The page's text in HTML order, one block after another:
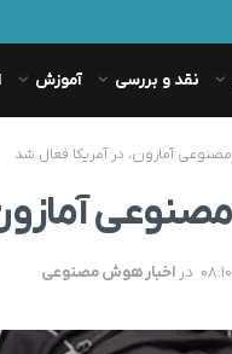
نقد و بررسی آموزش
در اخبار هوش مصنوعی